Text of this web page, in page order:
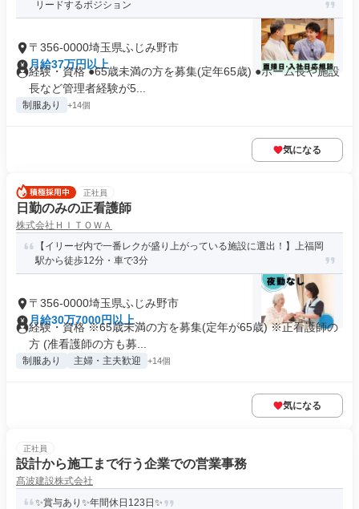
リードするポジション
〒356-0000埼玉県ふじみ野市
月給37万円以上
経験・資格 ●65歳未満の方を募集(定年65歳) ●ホーム長や施設
長など管理者経験が5...
制服あり +14個
気になる
正社員
日勤のみの正看護師
株式会社ＨＩＴＯＷＡ
【イリーゼ内で一番レクが盛り上がっている施設に選出！】上福岡
駅から徒歩12分・車で3分
〒356-0000埼玉県ふじみ野市
月給30万7000円以上
経験・資格 ※65歳未満の方を募集(定年が65歳) ※正看護師の
方 (准看護師の方も募...
制服あり 主婦・主夫歓迎 +14個
気になる
正社員
設計から施工まで行う企業での営業事務
髙波建設株式会社
✨賞与あり✨年間休日123日✨